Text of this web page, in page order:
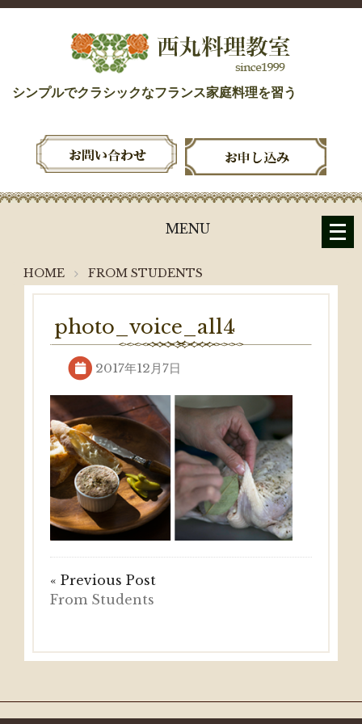
シンプルでクラシックなフランス家庭料理を習う
MENU
メ
ニ
ー
HOME FROM STUDENTS
photo_voice_all4
2017年12月7日
« Previous Post
From Students